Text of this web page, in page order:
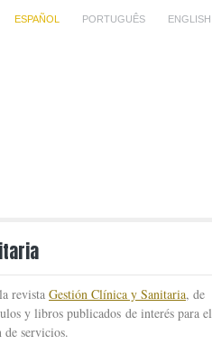
ESPAÑOL PORTUGUÊS ENGLISH
revista Gestión Clínica y Sanitaria, de
y libros publicados de interés para el
servicios.